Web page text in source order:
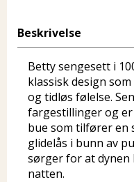
Beskrivelse
Betty sengesett i
klassisk design
og tidløs følelse.
fargestillinger og
bue som tilfører
glidelås i bunn av
sørger for at dynen
natten.